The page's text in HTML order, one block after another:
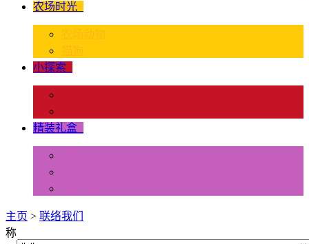
农场时光
小探索
精装礼盒
主页 > 联络我们
称